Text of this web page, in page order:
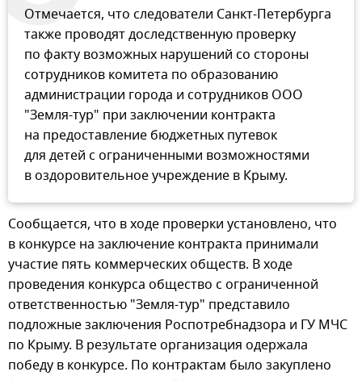
Отмечается, что следователи Санкт-Петербурга
также проводят доследственную проверку
по факту возможных нарушений со стороны
сотрудников комитета по образованию
администрации города и сотрудников ООО
"Земля-тур" при заключении контракта
на предоставление бюджетных путевок
для детей с ограниченными возможностями
в оздоровительное учреждение в Крыму.
Сообщается, что в ходе проверки установлено, что
в конкурсе на заключение контракта принимали
участие пять коммерческих обществ. В ходе
проведения конкурса общество с ограниченной
ответственностью "Земля-тур" представило
подложные заключения Роспотребнадзора и ГУ МЧС
по Крыму. В результате организация одержала
победу в конкурсе. По контрактам было закуплено